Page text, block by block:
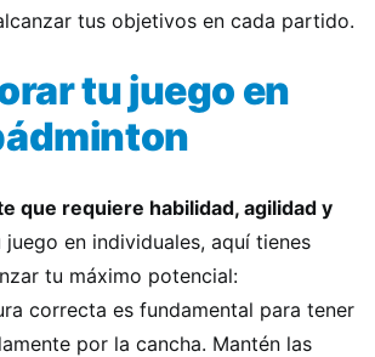
tus objetivos en cada partido.
tu juego en
que requiere habilidad, agilidad y
en individuales, aquí tienes
tu máximo potencial:
correcta es fundamental para tener
por la cancha. Mantén las